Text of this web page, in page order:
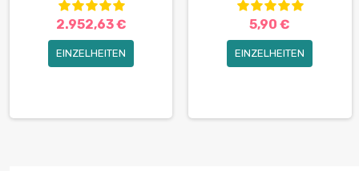
2.952,63 €
EINZELHEITEN
5,90 €
EINZELHEITEN